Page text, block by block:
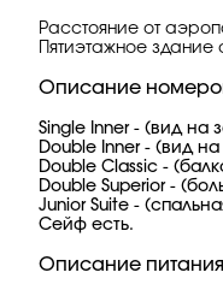
Расстояние от
Пятиэтажное
Описание
Single Inner - (вид на
Double Inner - (вид
Double Classic -
Double Superior -
Junior Suite -
Сейф есть.
Описание питания